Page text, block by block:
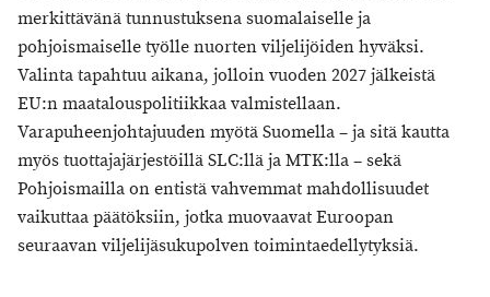
merkittävänä tunnustuksena suomalaiselle ja
pohjoismaiselle työlle nuorten viljelijöiden hyväksi.
Valinta tapahtuu aikana, jolloin vuoden 2027 jälkeistä
EU:n maatalouspolitiikkaa valmistellaan.
Varapuheenjohtajuuden myötä Suomella – ja sitä kautta
myös tuottajajärjestöillä SLC:llä ja MTK:lla – sekä
Pohjoismailla on entistä vahvemmat mahdollisuudet
vaikuttaa päätöksiin, jotka muovaavat Euroopan
seuraavan viljelijäsukupolven toimintaedellytyksiä.